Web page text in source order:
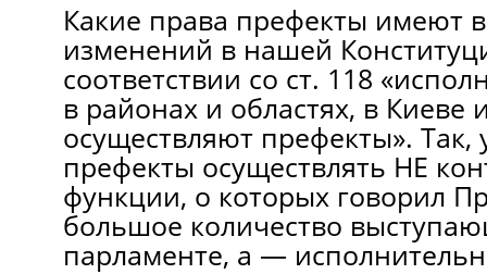
Какие права префекты имеют
изменений в нашей
соответствии со ст. 118
в районах и областях, в Киеве
осуществляют префекты». Так,
префекты осуществлять НЕ
функции, о которых говорил
большое количество
парламенте, а —